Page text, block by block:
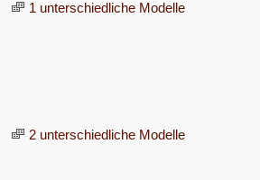
1 unterschiedliche Modelle
2 unterschiedliche Modelle